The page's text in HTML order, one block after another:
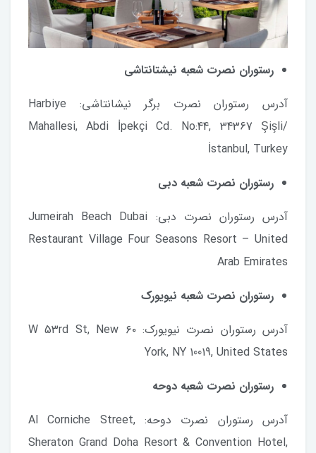
رستوران نصرت شعبه نیشتانتاشی
آدرس رستوران نصرت برگر نیشانتاشی: Harbiye
Mahallesi, Abdi İpekçi Cd. No:44, 34367 Şişli/
İstanbul, Turkey
رستوران نصرت شعبه دبی
آدرس رستوران نصرت دبی: Jumeirah Beach Dubai
Restaurant Village Four Seasons Resort – United
Arab Emirates
رستوران نصرت شعبه نیویورک
آدرس رستوران نصرت نیویورک: ۶۰ W 53rd St, New
York, NY 10019, United States
رستوران نصرت شعبه دوحه
آدرس رستوران نصرت دوحه: Al Corniche Street,
Sheraton Grand Doha Resort & Convention Hotel,